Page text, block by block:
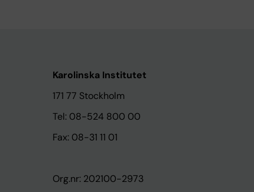
Karolinska Institutet
171 77 Stockholm
Tel: 08-524 800 00
Fax: 08-31 11 01
Org.nr: 202100-2973